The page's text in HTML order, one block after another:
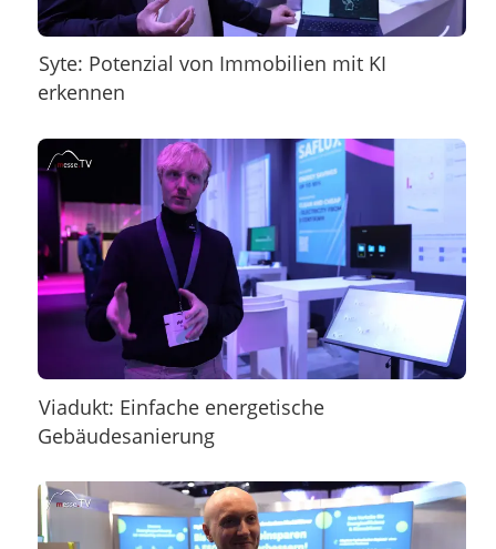
Syte: Potenzial von Immobilien mit KI
erkennen
Viadukt: Einfache energetische
Gebäudesanierung